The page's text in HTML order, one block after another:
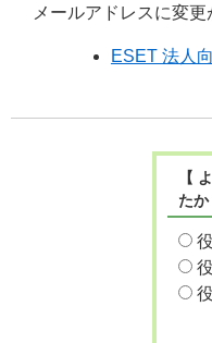
メールアドレスに変
ESET 法人
【
たか